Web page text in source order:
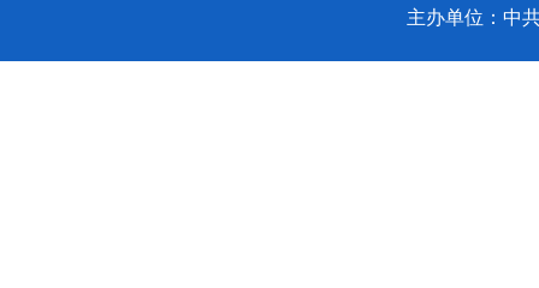
主办单位：中